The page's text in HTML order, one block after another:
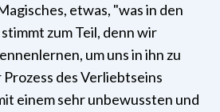
etwas, "was in den
zum Teil, denn wir
um uns in ihn zu
des Verliebtseins
einem sehr unbewussten und